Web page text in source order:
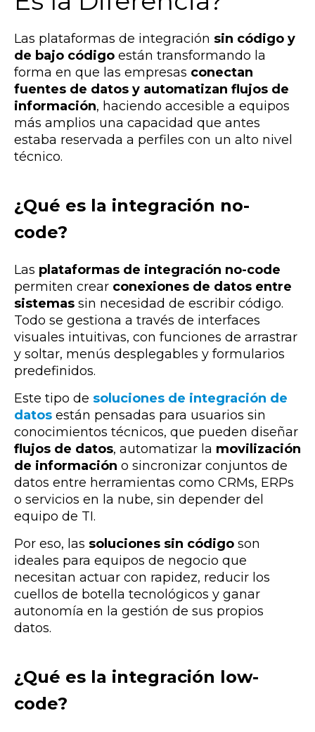
Las plataformas de integración sin código y
de bajo código están transformando la
forma en que las empresas conectan
fuentes de datos y automatizan flujos de
información, haciendo accesible a equipos
más amplios una capacidad que antes
estaba reservada a perfiles con un alto nivel
técnico.
¿Qué es la integración no-
code?
Las plataformas de integración no-code
permiten crear conexiones de datos entre
sistemas sin necesidad de escribir código.
Todo se gestiona a través de interfaces
visuales intuitivas, con funciones de arrastrar
y soltar, menús desplegables y formularios
predefinidos.
Este tipo de soluciones de integración de
datos están pensadas para usuarios sin
conocimientos técnicos, que pueden diseñar
flujos de datos, automatizar la movilización
de información o sincronizar conjuntos de
datos entre herramientas como CRMs, ERPs
o servicios en la nube, sin depender del
equipo de TI.
Por eso, las soluciones sin código son
ideales para equipos de negocio que
necesitan actuar con rapidez, reducir los
cuellos de botella tecnológicos y ganar
autonomía en la gestión de sus propios
datos.
¿Qué es la integración low-
code?